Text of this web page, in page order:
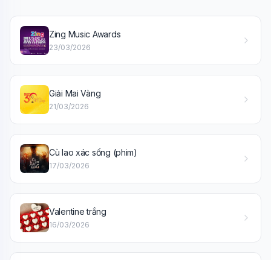
Zing Music Awards
23/03/2026
Giải Mai Vàng
21/03/2026
Cù lao xác sống (phim)
17/03/2026
Valentine trắng
16/03/2026
🤖
🎓